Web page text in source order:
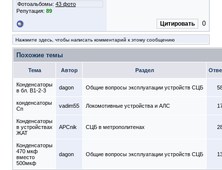
Фотоальбомы: 43 фото
Репутация: 89
Цитировать 0
Нажмите здесь, чтобы написать комментарий к этому сообщению
Похожие темы
Тема Автор Раздел
Конденсаторы
в бл. В1-2-3
dagon Общие вопросы эксплуатации устройств СЦБ
конденсаторы
Сп
vadim55 Локомотивные устройства и АЛС
Конденсаторы
в устройствах
ЖАТ
APCnik СЦБ в метрополитенах
Конденсаторы
470 мкф
вместо
500мкф
dagon Общие вопросы эксплуатации устройств СЦБ